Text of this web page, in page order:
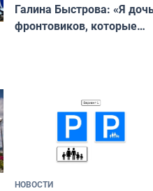
Галина Быстрова: «Я
фронтовиков, которые
НОВОСТИ